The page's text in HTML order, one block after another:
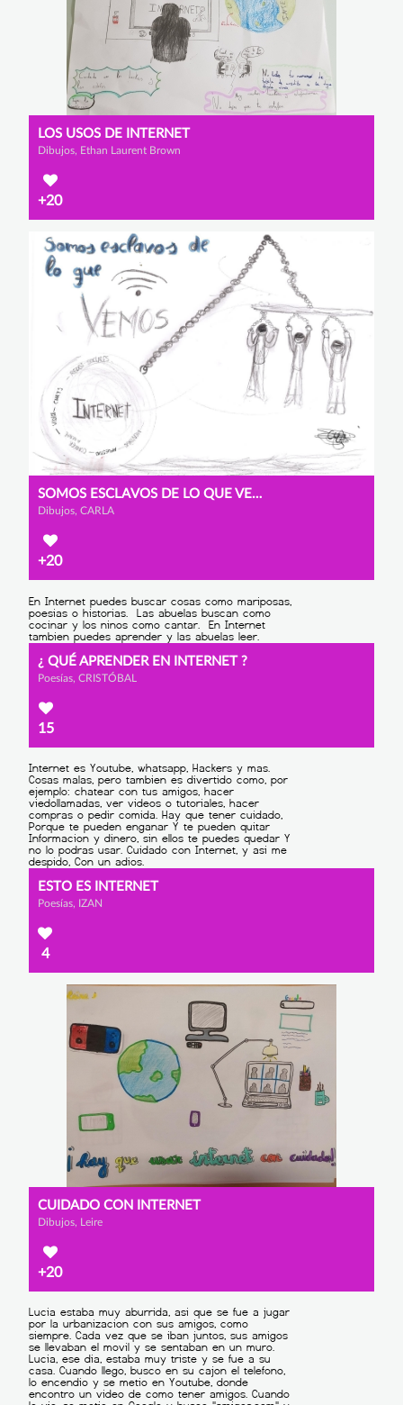
LOS USOS DE INTERNET
Dibujos, Ethan Laurent Brown
+20
SOMOS ESCLAVOS DE LO QUE VEMOS
Dibujos, CARLA
+20
¿ QUÉ APRENDER EN INTERNET ?
Poesías, CRISTÓBAL
15
ESTO ES INTERNET
Poesías, IZAN
4
CUIDADO CON INTERNET
Dibujos, Leire
+20